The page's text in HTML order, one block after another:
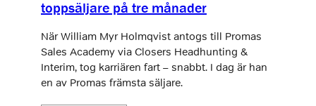
toppsäljare på tre månader
När William Myr Holmqvist antogs till Promas
Sales Academy via Closers Headhunting &
Interim, tog karriären fart – snabbt. I dag är han
en av Promas främsta säljare.